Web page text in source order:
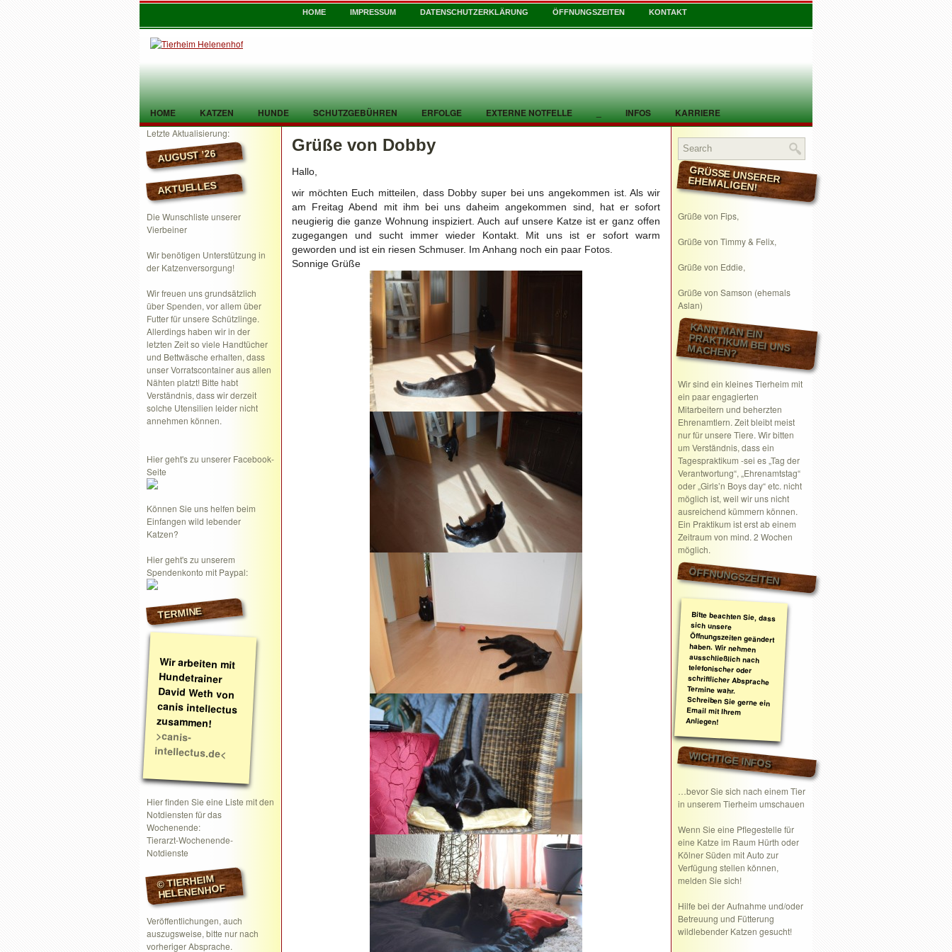
HOME IMPRESSUM DATENSCHUTZERKLÄRUNG ÖFFNUNGSZEITEN KONTAKT
HOME KATZEN HUNDE SCHUTZGEBÜHREN ERFOLGE EXTERNE NOTFELLE _ INFOS KARRIERE
TIER GEFUNDEN KONTAKT
Letzte Aktualisierung:
AUGUST ’26
AKTUELLES
Die Wunschliste unserer
Vierbeiner
Wir benötigen Unterstützung in
der Katzenversorgung!
Wir freuen uns grundsätzlich
über Spenden, vor allem über
Futter für unsere Schützlinge.
Allerdings haben wir in der
letzten Zeit so viele Handtücher
und Bettwäsche erhalten, dass
unser Vorratscontainer aus allen
Nähten platzt! Bitte habt
Verständnis, dass wir derzeit
solche Utensilien leider nicht
annehmen können.
Hier geht's zu unserer Facebook-
Seite
Können Sie uns helfen beim
Einfangen wild lebender
Katzen?
Hier geht's zu unserem
Spendenkonto mit Paypal:
TERMINE
Wir arbeiten mit
Hundetrainer
David Weth von
canis intellectus
zusammen!
>canis-
intellectus.de<
Hier finden Sie eine Liste mit den
Notdiensten für das
Wochenende:
Tierarzt-Wochenende-
Notdienste
© TIERHEIM
HELENENHOF
Veröffentlichungen, auch
auszugsweise, bitte nur nach
vorheriger Absprache.
Grüße von Dobby
Hallo,
wir möchten Euch mitteilen, dass Dobby super bei uns angekommen ist. Als wir
am Freitag Abend mit ihm bei uns daheim angekommen sind, hat er sofort
neugierig die ganze Wohnung inspiziert. Auch auf unsere Katze ist er ganz offen
zugegangen und sucht immer wieder Kontakt. Mit uns ist er sofort warm
geworden und ist ein riesen Schmuser. Im Anhang noch ein paar Fotos.
Sonnige Grüße
GRÜSSE UNSERER EHEMALIGEN!
Grüße von Fips,
Grüße von Timmy & Felix,
Grüße von Eddie,
Grüße von Samson (ehemals
Aslan)
KANN MAN EIN
PRAKTIKUM BEI UNS MACHEN?
Wir sind ein kleines Tierheim mit
ein paar engagierten
Mitarbeitern und beherzten
Ehrenamtlern. Zeit bleibt meist
nur für unsere Tiere. Wir bitten
um Verständnis, dass ein
Tagespraktikum -sei es „Tag der
Verantwortung“, „Ehrenamtstag“
oder „Girls’n Boys day“ etc. nicht
möglich ist, weil wir uns nicht
ausreichend kümmern können.
Ein Praktikum ist erst ab einem
Zeitraum von mind. 2 Wochen
möglich.
ÖFFNUNGSZEITEN
Bitte beachten Sie, dass
sich unsere
Öffnungszeiten geändert
haben. Wir nehmen
ausschließlich nach
telefonischer oder
schriftlicher Absprache
Termine wahr.
Schreiben Sie gerne ein
Email mit Ihrem
Anliegen!
WICHTIGE INFOS
…bevor Sie sich nach einem Tier
in unserem Tierheim umschauen
Wenn Sie eine Pflegestelle für
eine Katze im Raum Hürth oder
Kölner Süden mit Auto zur
Verfügung stellen können,
melden Sie sich!
Hilfe bei der Aufnahme und/oder
Betreuung und Fütterung
wildlebender Katzen gesucht!